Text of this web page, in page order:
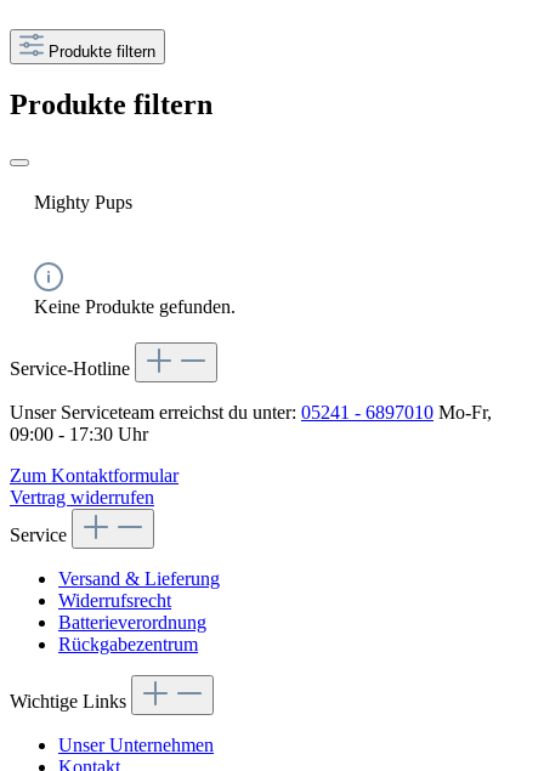
Produkte filtern
Produkte filtern
Mighty Pups
Keine Produkte gefunden.
Service-Hotline
Unser Serviceteam erreichst du unter: 05241 - 6897010 Mo-Fr,
09:00 - 17:30 Uhr
Zum Kontaktformular
Vertrag widerrufen
Service
Versand & Lieferung
Widerrufsrecht
Batterieverordnung
Rückgabezentrum
Wichtige Links
Unser Unternehmen
Kontakt